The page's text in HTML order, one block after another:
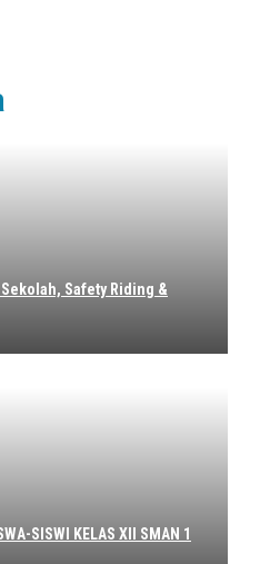
Safety Riding &
SISWI KELAS XII SMAN 1